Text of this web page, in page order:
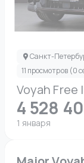
Voyah Free
4 528
1 января
Санкт-
11 просмотров (0